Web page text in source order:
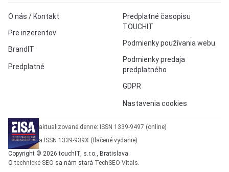
O nás / Kontakt
Pre inzerentov
BrandIT
Predplatné
Predplatné časopisu
TOUCHIT
Podmienky používania webu
Podmienky predaja
predplatného
GDPR
Nastavenia cookies
aktualizované denne: ISSN 1339-9497 (online)
a ISSN 1339-939X (tlačené vydanie)
Copyright © 2026 touchIT, s.r.o., Bratislava.
Otechnické SEO sa nám stará TechSEO Vitals.